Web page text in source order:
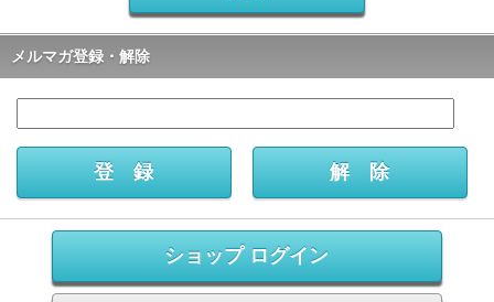
メルマガ登録・解除
ショップ ログイン